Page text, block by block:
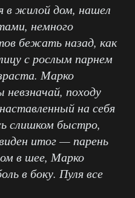
в жилой дом, нашел
немного
бежать назад, как
с рослым парнем
Марко
походу
на себя
слишком быстро,
итог — парень
в шее, Марко
в боку. Пуля все